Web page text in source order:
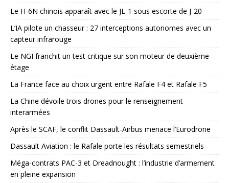
Le H-6N chinois apparaît avec le JL-1 sous escorte de J-20
L’IA pilote un chasseur : 27 interceptions autonomes avec un
capteur infrarouge
Le NGI franchit un test critique sur son moteur de deuxième
étage
La France face au choix urgent entre Rafale F4 et Rafale F5
La Chine dévoile trois drones pour le renseignement
interarmées
Après le SCAF, le conflit Dassault-Airbus menace l’Eurodrone
Dassault Aviation : le Rafale porte les résultats semestriels
Méga-contrats PAC-3 et Dreadnought : l’industrie d’armement
en pleine expansion